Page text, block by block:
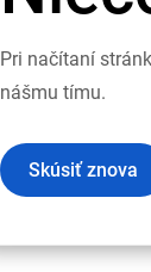
Pri načítaní
nášmu tímu.
Skúsiť znova